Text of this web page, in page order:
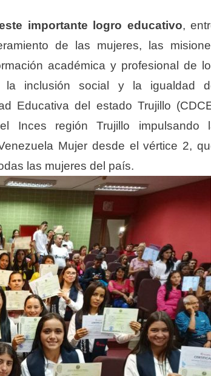
importante logro educativo,
de las mujeres, las
académica y profesional de
la inclusión social y la igualdad
Educativa del estado Trujillo
Inces región Trujillo impulsando
Mujer desde el vértice 2,
las mujeres del país.